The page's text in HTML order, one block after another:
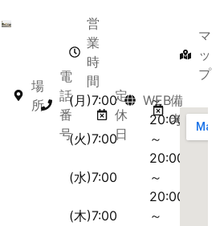
場
所
電
話
番
号
営
業
時
間
(月)7:00
～
20:00
(火)7:00
～
20:00
(水)7:00
～
20:00
(木)7:00
～
定
休
日
WEB備
考
マ
ッ
プ